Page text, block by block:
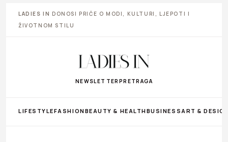
LADIES IN DONOSI PRIČE O MODI, KULTURI, LJEPOTI I
ŽIVOTNOM STILU
NEWSLETTER PRETRAGA
LIFESTYLEFASHIONBEAUTY & HEALTHBUSINESS ART &